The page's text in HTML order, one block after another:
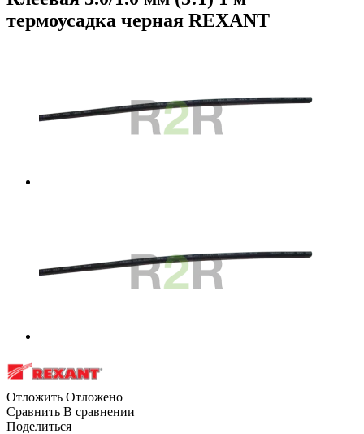
термоусадка черная REXANT
Отложить Отложено
Сравнить В сравнении
Поделиться